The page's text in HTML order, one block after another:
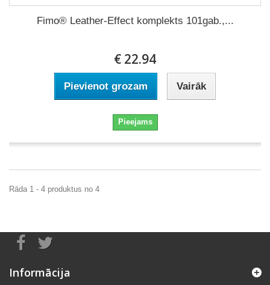
Fimo® Leather-Effect komplekts 101gab.,...
€ 22.94
Pievienot grozam Vairāk
Pieejams
Rāda 1 - 4 produktus no 4
Informācija